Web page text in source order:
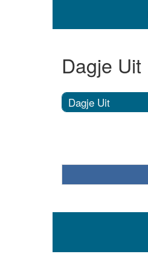
Dagje Uit
Dagje Uit